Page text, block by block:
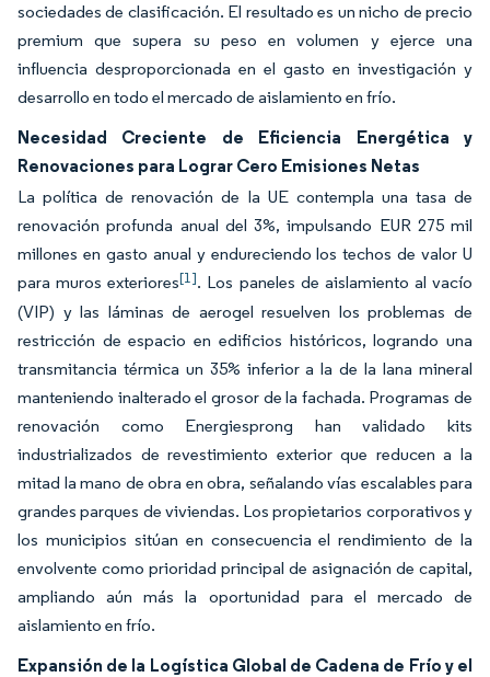
sociedades de clasificación. El resultado es un nicho de precio
premium que supera su peso en volumen y ejerce una
influencia desproporcionada en el gasto en investigación y
desarrollo en todo el mercado de aislamiento en frío.
Necesidad Creciente de Eficiencia Energética y
Renovaciones para Lograr Cero Emisiones Netas
La política de renovación de la UE contempla una tasa de
renovación profunda anual del 3%, impulsando EUR 275 mil
millones en gasto anual y endureciendo los techos de valor U
para muros exteriores[1]. Los paneles de aislamiento al vacío
(VIP) y las láminas de aerogel resuelven los problemas de
restricción de espacio en edificios históricos, logrando una
transmitancia térmica un 35% inferior a la de la lana mineral
manteniendo inalterado el grosor de la fachada. Programas de
renovación como Energiesprong han validado kits
industrializados de revestimiento exterior que reducen a la
mitad la mano de obra en obra, señalando vías escalables para
grandes parques de viviendas. Los propietarios corporativos y
los municipios sitúan en consecuencia el rendimiento de la
envolvente como prioridad principal de asignación de capital,
ampliando aún más la oportunidad para el mercado de
aislamiento en frío.
Expansión de la Logística Global de Cadena de Frío y el